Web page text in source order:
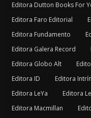
Editora Dutton Books For
Editora Faro Editorial
Editora Fundamento
Editora Galera Record
Editora Globo Alt
Editora ID
Editora
Editora LeYa
Editora
Editora Macmillan